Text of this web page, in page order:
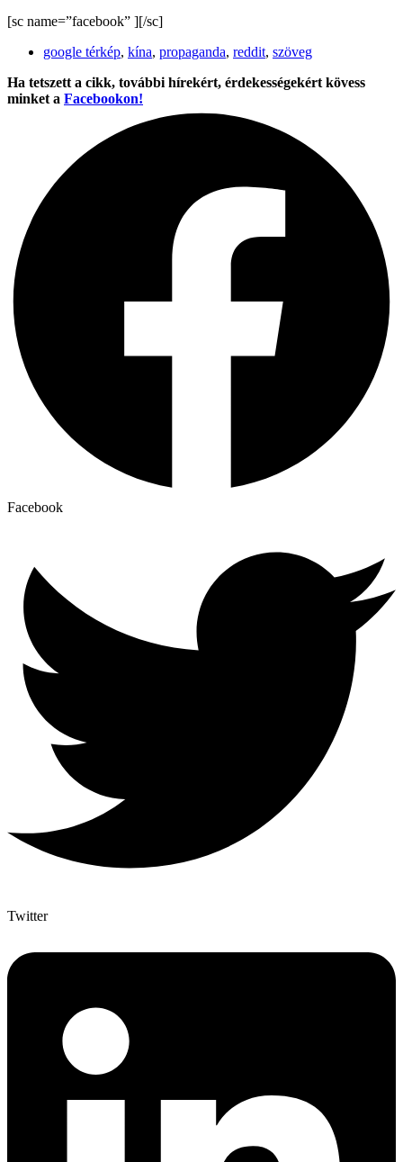
[sc name=”facebook” ][/sc]
google térkép, kína, propaganda, reddit, szöveg
Ha tetszett a cikk, további hírekért, érdekességekért kövess
minket a Facebookon!
Facebook
Twitter